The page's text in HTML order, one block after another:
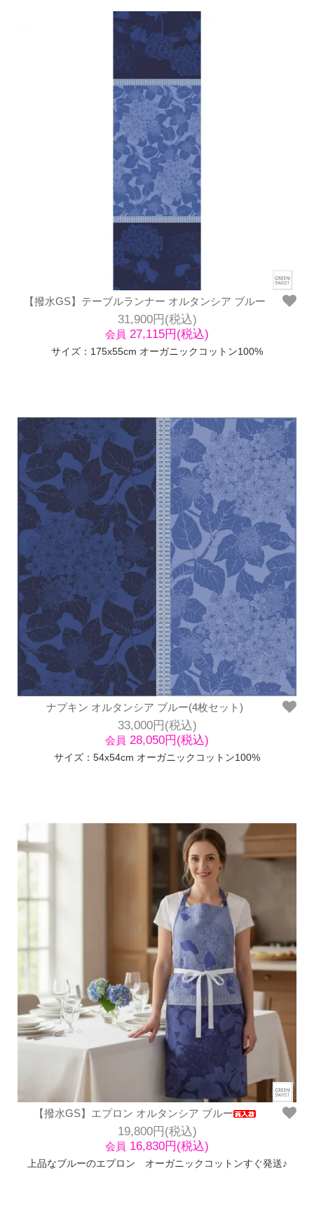
【撥水GS】テーブルランナー オルタンシア ブルー
31,900円(税込)
会員 27,115円(税込)
サイズ：175x55cm オーガニックコットン100%
ナプキン オルタンシア ブルー(4枚セット)
33,000円(税込)
会員 28,050円(税込)
サイズ：54x54cm オーガニックコットン100%
【撥水GS】エプロン オルタンシア ブルー
19,800円(税込)
会員 16,830円(税込)
上品なブルーのエプロン オーガニックコットンすぐ発送♪